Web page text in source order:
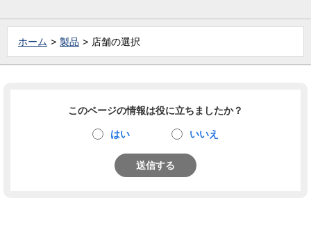
ホーム 製品 店舗の選択
このページの情報は役に立ちましたか？
はい いいえ
送信する